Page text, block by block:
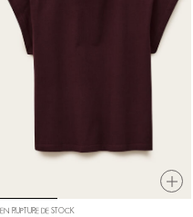
EN RUPTURE DE STOCK